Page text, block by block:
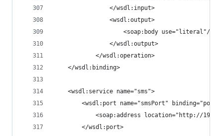
				</wsdl:input>
				<wsdl:output>
					<soap:body use="literal"/>
				</wsdl:output>
			</wsdl:operation>
    </wsdl:binding>
    <wsdl:service name="sms">
<wsdl:port name="smsPort"
<soap:address location="http://
        </wsdl:port>